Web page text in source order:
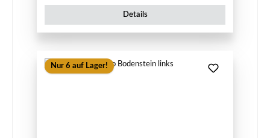
Details
Nur 6 auf Lager!